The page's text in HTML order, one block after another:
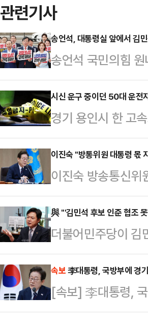
관련기사
송언석, 대통령실 앞에서 김
송언석 국민의힘
지명 철회를 거듭
앞에서 열린 의원
나도 해소되지 않
할 일은 분명하다"
익이 들어오는 배
을) 배반하고 도망
시 안하는 뻔뻔한 …
시신 운구 중이던 50대 운전
경기 용인시 한 고
진 채 발견됐다.30
오후 11시28분쯤
이 2차로에서 3차
구간 순찰 차량이
분쯤 경찰이 도착
했다.경찰은 운전
술을 했고, …
이진숙 "방통위원 대통령 몫
이진숙 방송통신위
송통신위원부터 지
황으로 표결했을
은 답하지 못한 것
실 브리핑을 열고
국무회의 배석자인
위원 5명 중 3명이
의를 표명했으니
與 "'김민석 후보 인준 협조
더불어민주당이 김
힘을 향해 "대선 불
국회 소통관에서
를 열고 김 후보자
기를 결의한 국민
속보李대통령, 국방부에 경
[속보] 李대통령,